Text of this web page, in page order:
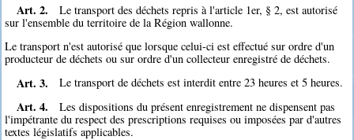
Art. 2.
Le transport des déchets repris à l'article 1er, § 2, est autorisé
sur l'ensemble du territoire de la Région wallonne.
Le transport n'est autorisé que lorsque celui-ci est effectué sur ordre d'un
producteur de déchets ou sur ordre d'un collecteur enregistré de déchets.
Art. 3. Le transport de déchets est interdit entre 23 heures et 5 heures.
Art. 4.
Les dispositions du présent enregistrement ne dispensent pas
l'impétrante du respect des prescriptions requises ou imposées par d'autres
textes législatifs applicables.